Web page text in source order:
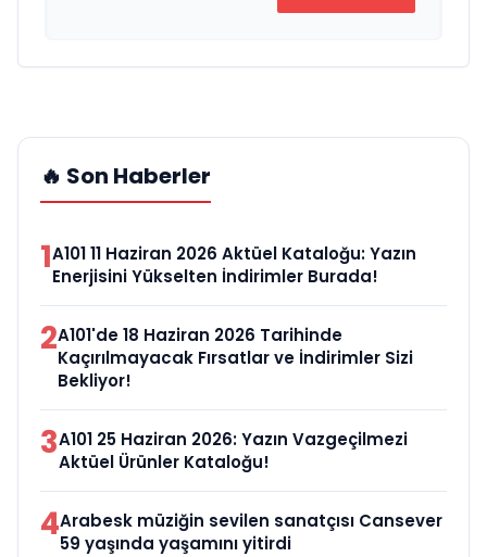
🔥 Son Haberler
1A101 11 Haziran 2026 Aktüel Kataloğu: Yazın
Enerjisini Yükselten İndirimler Burada!
2A101'de 18 Haziran 2026 Tarihinde
Kaçırılmayacak Fırsatlar ve İndirimler Sizi
Bekliyor!
3A101 25 Haziran 2026: Yazın Vazgeçilmezi
Aktüel Ürünler Kataloğu!
4Arabesk müziğin sevilen sanatçısı Cansever
59 yaşında yaşamını yitirdi